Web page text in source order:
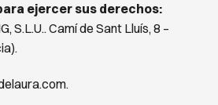
ejercer sus derechos:
S.L.U.. Camí de Sant Lluís, 8 –